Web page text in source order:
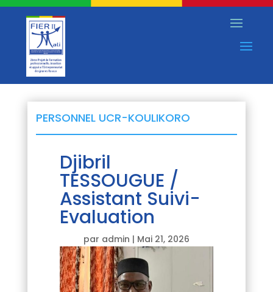
PERSONNEL UCR-KOULIKORO
Djibril
TESSOUGUE /
Assistant Suivi-
Evaluation
par admin | Mai 21, 2026